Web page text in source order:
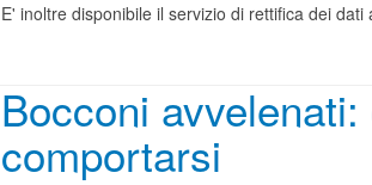
E' inoltre disponibile il servizio di rettifica dei dati
Bocconi
comportarsi